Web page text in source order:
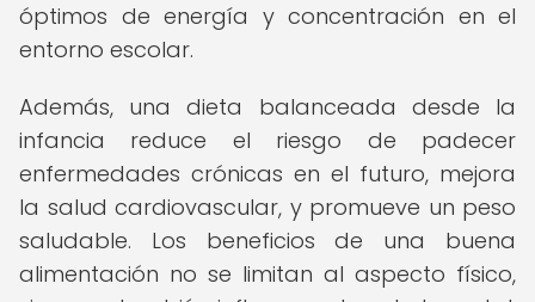
óptimos de energía y concentración en el
entorno escolar.
Además, una dieta balanceada desde la
infancia reduce el riesgo de padecer
enfermedades crónicas en el futuro, mejora
la salud cardiovascular, y promueve un peso
saludable. Los beneficios de una buena
alimentación no se limitan al aspecto físico,